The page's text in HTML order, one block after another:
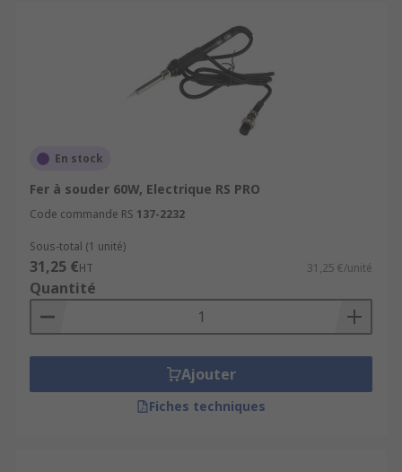
En stock
Fer à souder 60W, Electrique RS PRO
Code commande RS 137-2232
Sous-total (1 unité)
31,25 €HT 31,25 €/unité
Quantité
Ajouter
Fiches techniques